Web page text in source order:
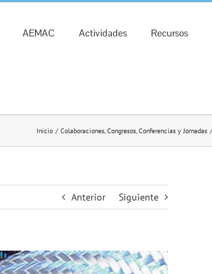
AEMAC Actividades Recursos
Inicio Colaboraciones Congresos, Conferencias y Jornadas
Anterior Siguiente